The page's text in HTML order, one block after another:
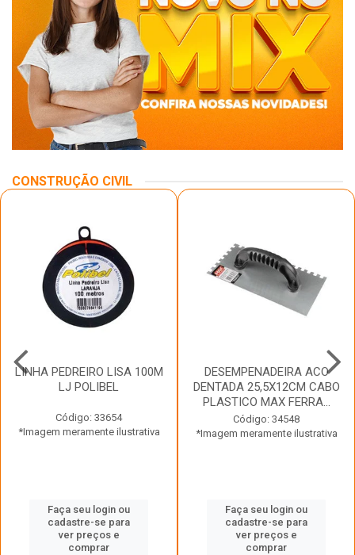
CONSTRUÇÃO CIVIL
LINHA PEDREIRO LISA 100M
LJ POLIBEL
Código: 33654
*Imagem meramente ilustrativa
Faça seu login ou
cadastre-se para
ver preços e
comprar
DESEMPENADEIRA ACO
DENTADA 25,5X12CM CABO
PLASTICO MAX FERRA...
Código: 34548
*Imagem meramente ilustrativa
Faça seu login ou
cadastre-se para
ver preços e
comprar